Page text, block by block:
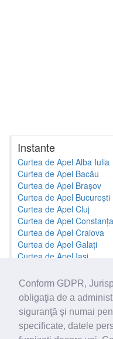
Conform GDPR,
obligaţia de a
siguranţă şi numai
specificate, datele
Instante
Curtea de Apel Alba Iulia
Curtea de Apel Bacău
Curtea de Apel Brașov
Curtea de Apel București
Curtea de Apel Cluj
Curtea de Apel Constanța
Curtea de Apel Craiova
Curtea de Apel Galați
Curtea de Apel Iași
Toate instantele